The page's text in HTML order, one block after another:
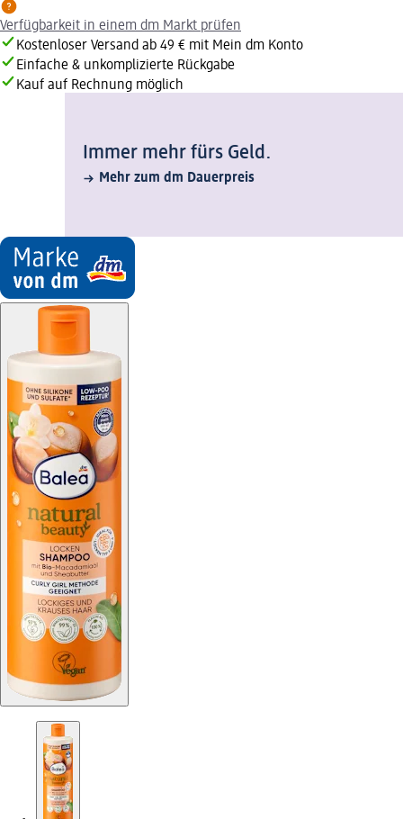
Verfügbarkeit in einem dm Markt prüfen
Kostenloser Versand ab 49 € mit Mein dm Konto
Einfache & unkomplizierte Rückgabe
Kauf auf Rechnung möglich
Immer mehr fürs Geld.
Mehr zum dm Dauerpreis